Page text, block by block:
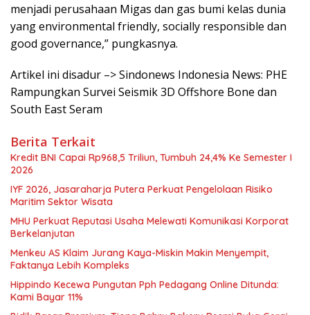
menjadi perusahaan Migas dan gas bumi kelas dunia
yang environmental friendly, socially responsible dan
good governance,” pungkasnya.
Artikel ini disadur –> Sindonews Indonesia News: PHE
Rampungkan Survei Seismik 3D Offshore Bone dan
South East Seram
Berita Terkait
Kredit BNI Capai Rp968,5 Triliun, Tumbuh 24,4% Ke Semester I
2026
IYF 2026, Jasaraharja Putera Perkuat Pengelolaan Risiko
Maritim Sektor Wisata
MHU Perkuat Reputasi Usaha Melewati Komunikasi Korporat
Berkelanjutan
Menkeu AS Klaim Jurang Kaya-Miskin Makin Menyempit,
Faktanya Lebih Kompleks
Hippindo Kecewa Pungutan Pph Pedagang Online Ditunda:
Kami Bayar 11%